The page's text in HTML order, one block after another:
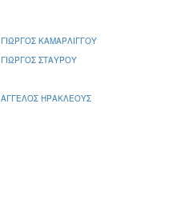
ΓΙΩΡΓΟΣ ΚΑΜΑΡΛΙΓΓΟΥ
ΓΙΩΡΓΟΣ ΣΤΑΥΡΟΥ
ΑΓΓΕΛΟΣ ΗΡΑΚΛΕΟΥΣ